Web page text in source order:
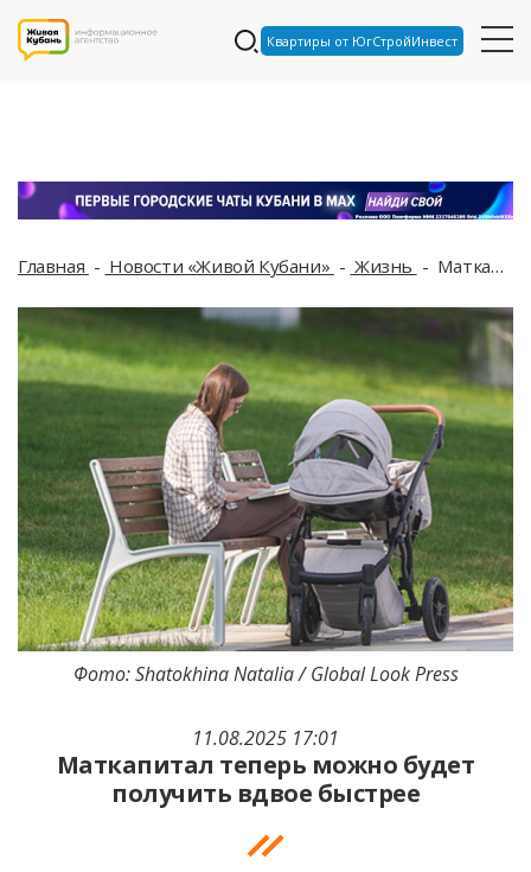
Квартиры от ЮгСтройИнвест
Главная Новости «Живой Кубани» Жизнь Маткапитал теперь можно будет получить вдвое быстрее
11.08.2025 17:01
Маткапитал теперь можно будет
получить вдвое быстрее
Фото: Shatokhina Natalia / Global Look Press